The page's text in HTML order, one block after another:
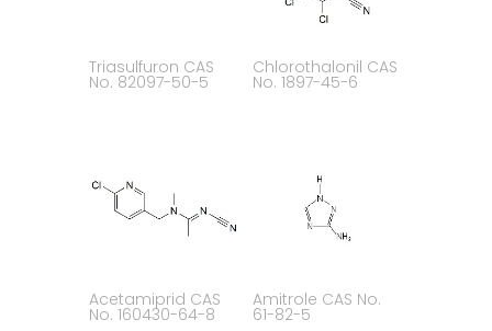
Triasulfuron CAS
No. 82097-50-5
Chlorothalonil CAS
No. 1897-45-6
Acetamiprid CAS
No. 160430-64-8
Amitrole CAS No.
61-82-5